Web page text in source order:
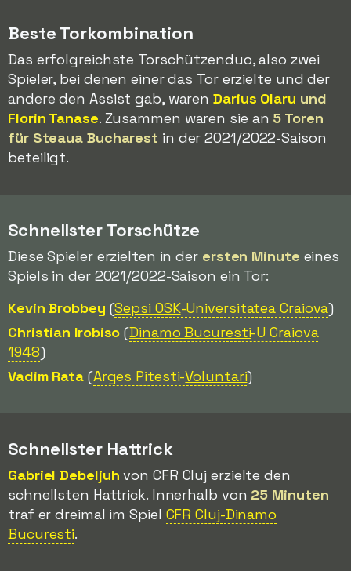
Beste Torkombination
Das erfolgreichste Torschützenduo, also zwei
Spieler, bei denen einer das Tor erzielte und der
andere den Assist gab, warenDarius Olaru und
Florin Tanase. Zusammen waren sie an 5 Toren
für Steaua Bucharest in der 2021/2022-Saison
beteiligt.
Schnellster Torschütze
Diese Spieler erzielten in der ersten Minute eines
Spiels in der 2021/2022-Saison ein Tor:
Kevin Brobbey (Sepsi OSK-Universitatea Craiova)
Christian Irobiso (Dinamo Bucuresti-U Craiova
1948)
Vadim Rata (Arges Pitesti-Voluntari)
Schnellster Hattrick
Gabriel Debeljuh von CFR Cluj erzielte den
schnellsten Hattrick. Innerhalb von 25 Minuten
traf er dreimal im Spiel CFR Cluj-Dinamo
Bucuresti.